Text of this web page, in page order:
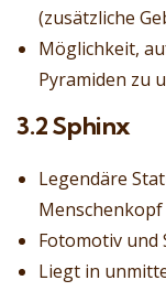
(zusätzliche
Möglichkeit,
Pyramiden zu
3.2 Sphinx
Legendäre
Menschenkopf
Fotomotiv und
Liegt in